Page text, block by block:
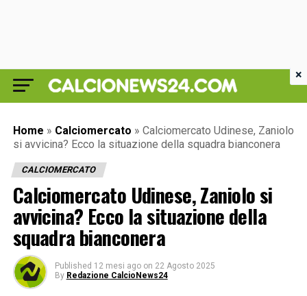
Home » Calciomercato » Calciomercato Udinese, Zaniolo
si avvicina? Ecco la situazione della squadra bianconera
CALCIOMERCATO
Calciomercato Udinese, Zaniolo si
avvicina? Ecco la situazione della
squadra bianconera
Published 12 mesi ago on 22 Agosto 2025
By Redazione CalcioNews24
×